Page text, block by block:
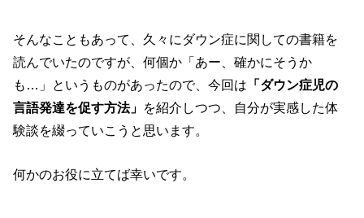
そんなこともあって、久々にダウン症に関しての書籍を
読んでいたのですが、何個か「あー、確かにそうか
も…」というものがあったので、今回は 「ダウン症児の
言語発達を促す方法」 を紹介しつつ、自分が実感した体
験談を綴っていこうと思います。
何かのお役に立てば幸いです。